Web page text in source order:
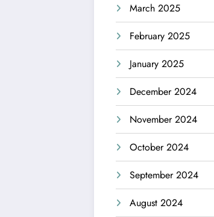
March 2025
February 2025
January 2025
December 2024
November 2024
October 2024
September 2024
August 2024